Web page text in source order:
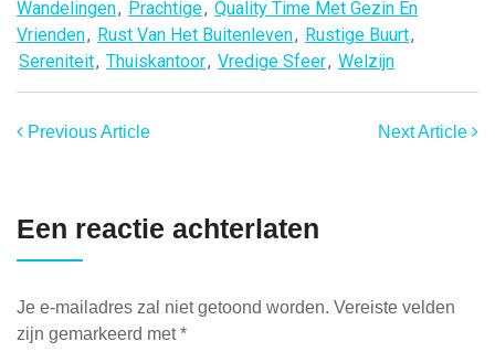
Wandelingen, Prachtige, Quality Time Met Gezin En
Vrienden, Rust Van Het Buitenleven, Rustige Buurt,
Sereniteit, Thuiskantoor, Vredige Sfeer, Welzijn
Previous Article Next Article
Een reactie achterlaten
Je e-mailadres zal niet getoond worden. Vereiste velden
zijn gemarkeerd met*